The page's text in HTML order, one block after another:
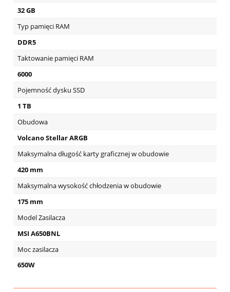
32 GB
Typ pamięci RAM
DDR5
Taktowanie pamięci RAM
6000
Pojemność dysku SSD
1 TB
Obudowa
Volcano Stellar ARGB
Maksymalna długość karty graficznej w obudowie
420 mm
Maksymalna wysokość chłodzenia w obudowie
175 mm
Model Zasilacza
MSI A650BNL
Moc zasilacza
650W